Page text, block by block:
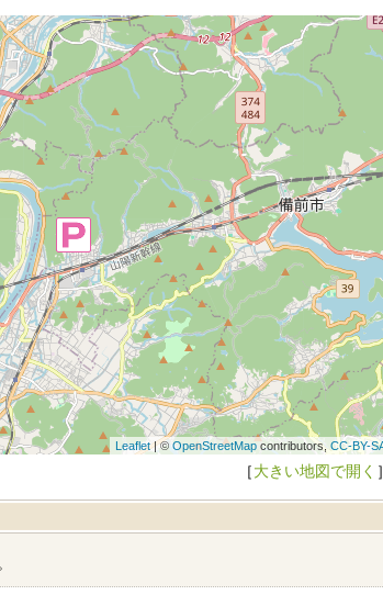
Leaflet| © OpenStreetMapcontributors, CC-BY-
［大きい地図で開く ］